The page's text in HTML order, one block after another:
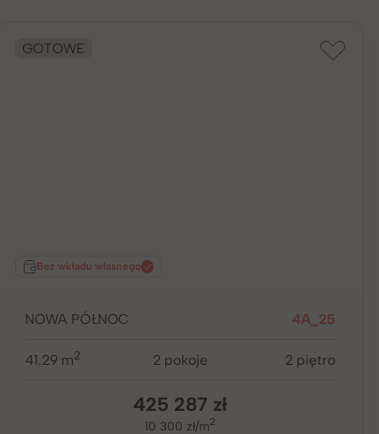
GOTOWE
Bez wkładu własnego
NOWA PÓŁNOC 4A_25
41.29 m2 2 pokoje 2 piętro
425 287 zł
10 300 zł/m2